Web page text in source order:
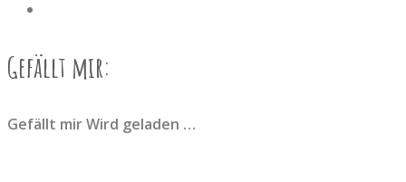
Gefällt mir:
Gefällt mirWird geladen …